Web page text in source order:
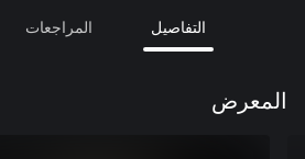
التفاصيل المراجعات
المعرض